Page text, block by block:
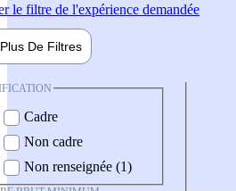
le filtre de l'expérience demandée
Plus De Filtres
Cadre
Non cadre
Non renseignée (1)